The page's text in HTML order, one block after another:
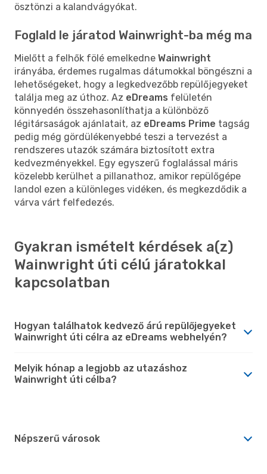
ösztönzi a kalandvágyókat.
Foglald le járatod Wainwright-ba még ma
Mielőtt a felhők fölé emelkedne Wainwright
irányába, érdemes rugalmas dátumokkal böngészni a
lehetőségeket, hogy a legkedvezőbb repülőjegyeket
találja meg az úthoz. Az eDreams felületén
könnyedén összehasonlíthatja a különböző
légitársaságok ajánlatait, az eDreams Prime tagság
pedig még gördülékenyebbé teszi a tervezést a
rendszeres utazók számára biztosított extra
kedvezményekkel. Egy egyszerű foglalással máris
közelebb kerülhet a pillanathoz, amikor repülőgépe
landol ezen a különleges vidéken, és megkezdődik a
várva várt felfedezés.
Gyakran ismételt kérdések a(z)
Wainwright úti célú járatokkal
kapcsolatban
Hogyan találhatok kedvező árú repülőjegyeket
Wainwright úti célra az eDreams webhelyén?
Melyik hónap a legjobb az utazáshoz
Wainwright úti célba?
Népszerű városok